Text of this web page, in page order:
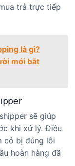
trả trực tiếp
là gì?
mới bắt
sẽ giúp
khi xử lý. Điều
có bị đúng lỗi
hoàn hàng đã